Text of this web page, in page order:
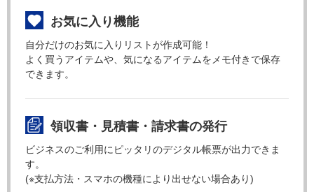
お気に入り機能
自分だけのお気に入りリストが作成可能！
よく買うアイテムや、気になるアイテムをメモ付きで保存
できます。
領収書・見積書・請求書の発行
ビジネスのご利用にピッタリのデジタル帳票が出力できま
す。
(※支払方法・スマホの機種により出せない場合あり)